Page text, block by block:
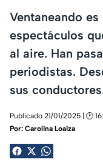
Ventaneando
espectáculos
al aire. Han
periodistas.
sus
Publicado 21/01/2025 | 🕑
Por: Carolina Loaiza